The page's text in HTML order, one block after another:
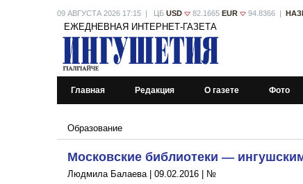
09 АВГУСТА 2026 17:15 | ЦБ USD 82.1665 EUR 94.8366 |
ЕЖЕДНЕВНАЯ ИНТЕРНЕТ-ГАЗЕТА
Главная Редакция О газете Фото
Образование
Московские библиотеки —
Людмила Балаева | 09.02.2016 №